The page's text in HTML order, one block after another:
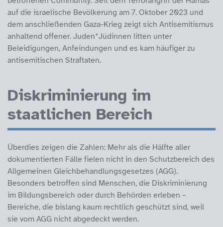
auf die israelische Bevölkerung am 7. Oktober 2023 und
dem anschließenden Gaza-Krieg zeigt sich Antisemitismus
anhaltend offener. Juden*Jüdinnen litten unter
Beleidigungen, Anfeindungen und es kam häufiger zu
antisemitischen Straftaten.
Diskriminierung im
staatlichen Bereich
Überdies zeigen die Zahlen: Mehr als die Hälfte aller
dokumentierten Fälle fielen nicht in den Schutzbereich des
Allgemeinen Gleichbehandlungsgesetzes (AGG).
Besonders betroffen sind Menschen, die Diskriminierung
im Bildungsbereich oder durch Behörden erleben –
Bereiche, die bislang kaum rechtlich geschützt sind, weil
sie vom AGG nicht abgedeckt werden.